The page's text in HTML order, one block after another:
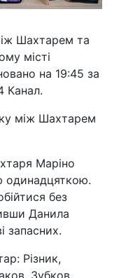
Шахтарем та
місті
на 19:45 за
Канал.
між Шахтарем
Маріно
одинадцяткою.
без
Данила
запасних.
Різник,
Зубков,